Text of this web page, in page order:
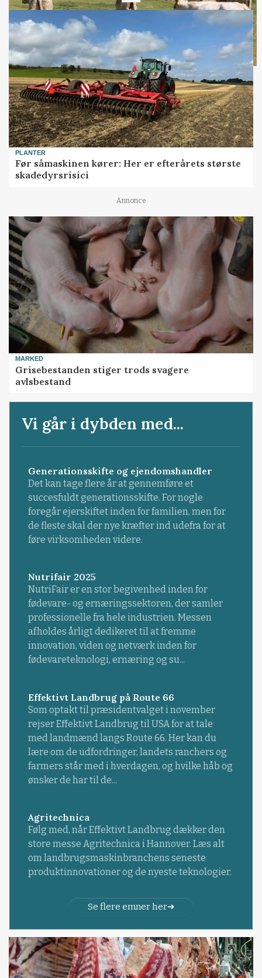
PLANTER
Før såmaskinen kører: Her er efterårets største
skadedyrsrisici
Annonce
MARKED
Grisebestanden stiger trods svagere
avlsbestand
Vi går i dybden med...
Generationsskifte og ejendomshandler
Det kan tage flere år at gennemføre et
succesfuldt generationsskifte. For nogle
foregår ejerskiftet inden for familien, men for
de fleste skal der nye kræfter ind udefra for at
føre virksomheden videre.
Nutrifair 2025
NutriFair er en stor begivenhed inden for
fødevare- og ernæringssektoren, der samler
professionelle fra hele industrien. Messen
afholdes årligt dedikeret til at fremme
innovation, viden og netværk inden for
fødevareteknologi, ernæring og su...
Effektivt Landbrug på Route 66
Som optakt til præsidentvalget i november
rejser Effektivt Landbrug til USA for at tale
med landmænd langs Route 66. Her kan du
lære om de udfordringer, landets ranchers og
farmers står med i hverdagen, og hvilke håb og
ønsker de har til de...
Agritechnica
Følg med, når Effektivt Landbrug dækker den
store messe Agritechnica i Hannover. Læs alt
om landbrugsmaskinbranchens seneste
produktinnovationer og de nyeste teknologier.
Se flere emner her